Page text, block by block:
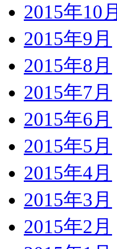
2015年10月
2015年9月
2015年8月
2015年7月
2015年6月
2015年5月
2015年4月
2015年3月
2015年2月